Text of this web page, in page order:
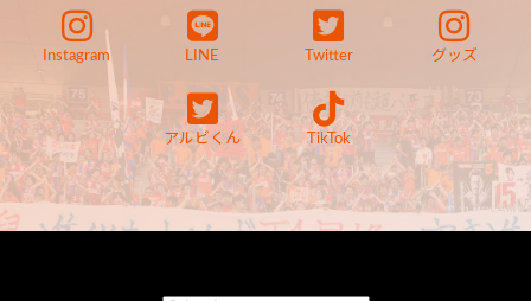
Instagram LINE Twitter グッズ
アルビくん TikTok